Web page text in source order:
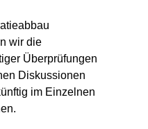
wir die
Überprüfungen
Diskussionen
im Einzelnen